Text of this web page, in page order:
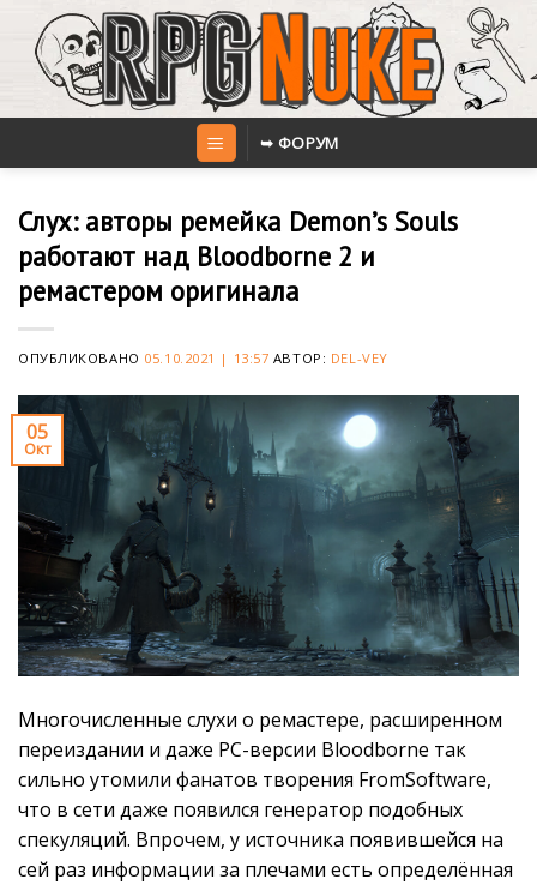
content
➥ ФОРУМ
Слух: авторы ремейка Demon’s Souls
работают над Bloodborne 2 и
ремастером оригинала
ОПУБЛИКОВАНО 05.10.2021 | 13:57 АВТОР: DEL-VEY
05
Окт
Многочисленные слухи о ремастере, расширенном
переиздании и даже PC-версии Bloodborne так
сильно утомили фанатов творения FromSoftware,
что в сети даже появился генератор подобных
спекуляций. Впрочем, у источника появившейся на
сей раз информации за плечами есть определённая